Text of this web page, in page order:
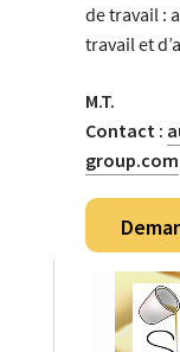
de travail :
travail et
M.T.
Contact :
group.com